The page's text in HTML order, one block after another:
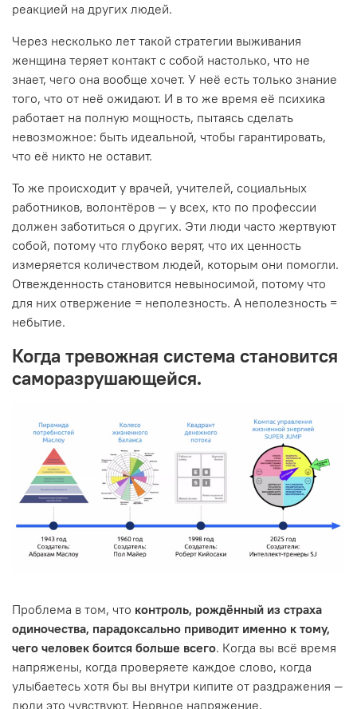
реакцией на других людей.
Через несколько лет такой стратегии выживания
женщина теряет контакт с собой настолько, что не
знает, чего она вообще хочет. У неё есть только знание
того, что от неё ожидают. И в то же время её психика
работает на полную мощность, пытаясь сделать
невозможное: быть идеальной, чтобы гарантировать,
что её никто не оставит.
То же происходит у врачей, учителей, социальных
работников, волонтёров — у всех, кто по профессии
должен заботиться о других. Эти люди часто жертвуют
собой, потому что глубоко верят, что их ценность
измеряется количеством людей, которым они помогли.
Отвежденность становится невыносимой, потому что
для них отвержение = неполезность. А неполезность =
небытие.
Когда тревожная система становится
саморазрушающейся.
Проблема в том, что контроль, рождённый из страха
одиночества, парадоксально приводит именно к тому,
чего человек боится больше всего. Когда вы всё время
напряжены, когда проверяете каждое слово, когда
улыбаетесь хотя бы вы внутри кипите от раздражения —
люди это чувствуют. Нервное напряжение,